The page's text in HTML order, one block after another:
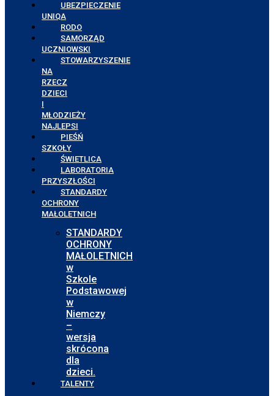
UBEZPIECZENIE
UNIQA
RODO
SAMORZĄD
UCZNIOWSKI
STOWARZYSZENIE
NA
RZECZ
DZIECI
I
MŁODZIEŻY
NAJLEPSI
PIEŚŃ
SZKOŁY
ŚWIETLICA
LABORATORIA
PRZYSZŁOŚCI
STANDARDY
OCHRONY
MAŁOLETNICH
STANDARDY
OCHRONY
MAŁOLETNICH
w
Szkole
Podstawowej
w
Niemczy
–
wersja
skrócona
dla
dzieci.
TALENTY